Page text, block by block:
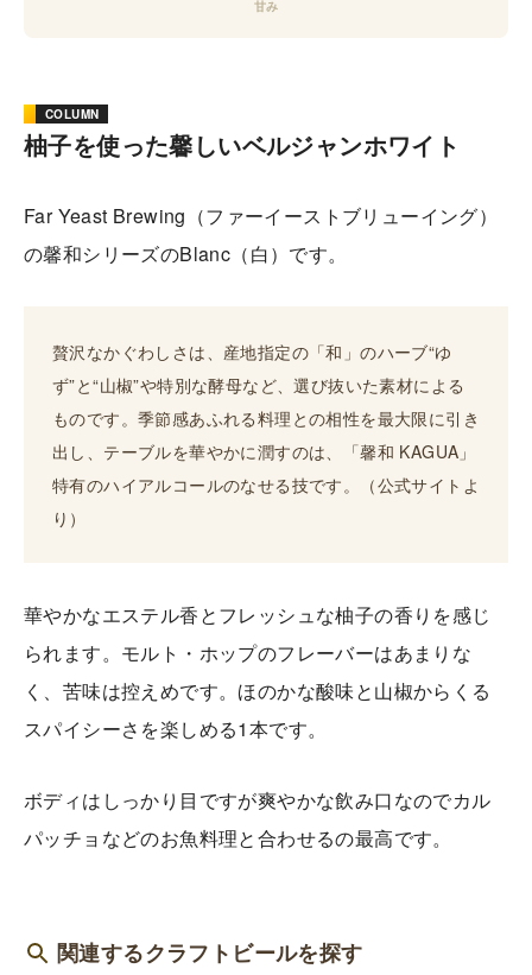
COLUMN
柚子を使った馨しいベルジャンホワイト
Far Yeast Brewing（ファーイーストブリューイング）
の馨和シリーズのBlanc（白）です。
贅沢なかぐわしさは、産地指定の「和」のハーブ“ゆ
ず”と“山椒”や特別な酵母など、選び抜いた素材による
ものです。季節感あふれる料理との相性を最大限に引き
出し、テーブルを華やかに潤すのは、「馨和 KAGUA」
特有のハイアルコールのなせる技です。（公式サイトよ
り）
華やかなエステル香とフレッシュな柚子の香りを感じ
られます。モルト・ホップのフレーバーはあまりな
く、苦味は控えめです。ほのかな酸味と山椒からくる
スパイシーさを楽しめる1本です。
ボディはしっかり目ですが爽やかな飲み口なのでカル
パッチョなどのお魚料理と合わせるの最高です。
関連するクラフトビールを探す